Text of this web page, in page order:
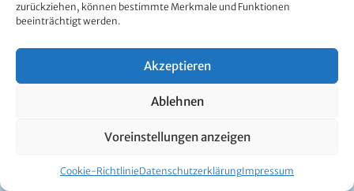
zurückziehen, können bestimmte Merkmale und Funktionen
beeinträchtigt werden.
Akzeptieren
Ablehnen
Voreinstellungen anzeigen
Cookie-RichtlinieDatenschutzerklärungImpressum
Veranstaltungen
Feuerwehrfest der FF Mitterbach
Am 9.8.2026 um 11:00 Uhr
Besichtigung Naturkundemuseum/Erdgeschoss
Am 9.8.2026 um 11:00 Uhr